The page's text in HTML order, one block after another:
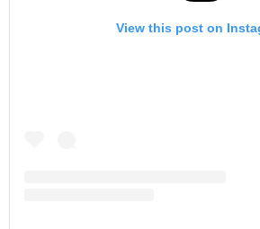
View this post on